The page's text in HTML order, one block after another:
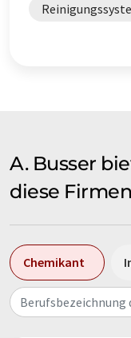
A. Busser
diese
Chemikant
Berufsbezeichnung